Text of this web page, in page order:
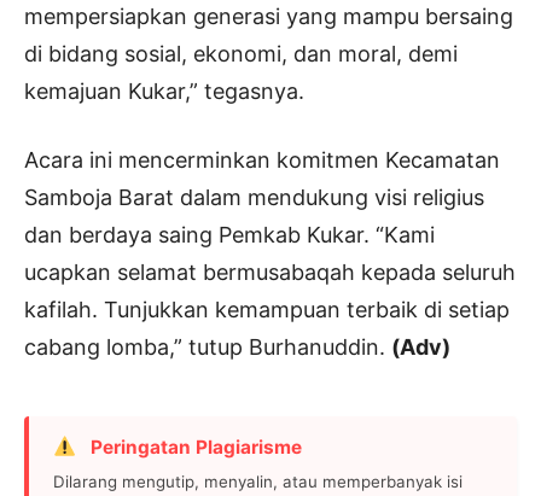
mempersiapkan generasi yang mampu bersaing
di bidang sosial, ekonomi, dan moral, demi
kemajuan Kukar,” tegasnya.
Acara ini mencerminkan komitmen Kecamatan
Samboja Barat dalam mendukung visi religius
dan berdaya saing Pemkab Kukar. “Kami
ucapkan selamat bermusabaqah kepada seluruh
kafilah. Tunjukkan kemampuan terbaik di setiap
cabang lomba,” tutup Burhanuddin. (Adv)
Peringatan Plagiarisme
Dilarang mengutip, menyalin, atau memperbanyak isi